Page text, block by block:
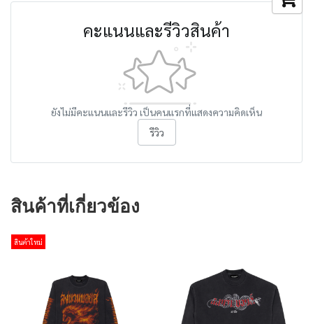
คะแนนและรีวิวสินค้า
ยังไม่มีคะแนนและรีวิว เป็นคนแรกที่แสดงความคิดเห็น
รีวิว
สินค้าที่เกี่ยวข้อง
สินค้าใหม่